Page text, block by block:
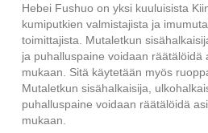
Hebei Fushuo on yksi kuuluisista
kumiputkien valmistajista ja
toimittajista. Mutaletkun
ja puhalluspaine voidaan räätälöidä
mukaan. Sitä käytetään myös
Mutaletkun sisähalkaisija,
puhalluspaine voidaan räätälöidä
mukaan.